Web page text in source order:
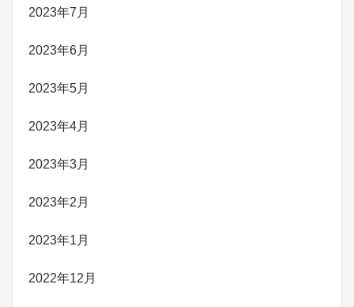
2023年7月
2023年6月
2023年5月
2023年4月
2023年3月
2023年2月
2023年1月
2022年12月